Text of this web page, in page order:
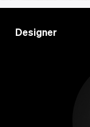
Designer